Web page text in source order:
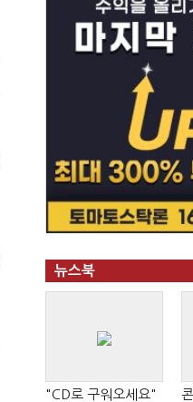
뉴스북
"CD로 구워오세요"